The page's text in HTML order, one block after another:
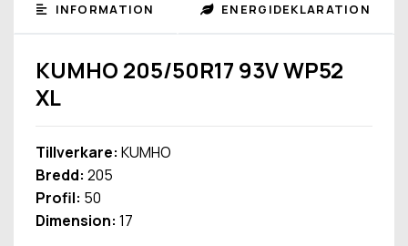
INFORMATION ENERGIDEKLARATION
KUMHO 205/50R17 93V WP52
XL
Tillverkare: KUMHO
Bredd: 205
Profil: 50
Dimension: 17